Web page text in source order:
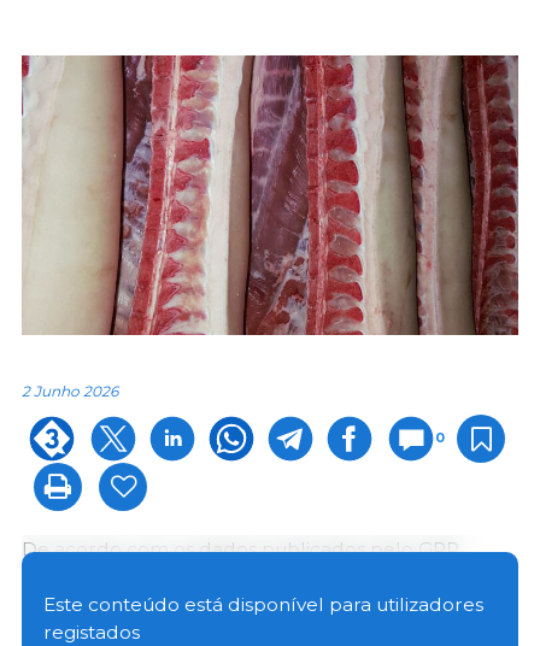
2 Junho 2026
0
De acordo com os dados publicados pelo GPP,
relativos à entrada de porcos para abate diminuiu
8,4% no 1º trimestre de 2026 quando comparada
Este conteúdo está disponível para utilizadores
registados